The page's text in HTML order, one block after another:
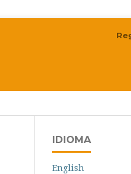
IDIOMA
English